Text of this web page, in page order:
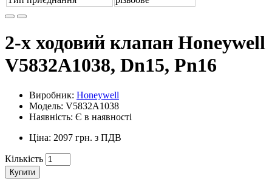
2-х ходовий клапан Honeywell
V5832A1038, Dn15, Pn16
Виробник: Honeywell
Модель: V5832A1038
Наявність: Є в наявності
Ціна: 2097 грн. з ПДВ
Кількість
Купити